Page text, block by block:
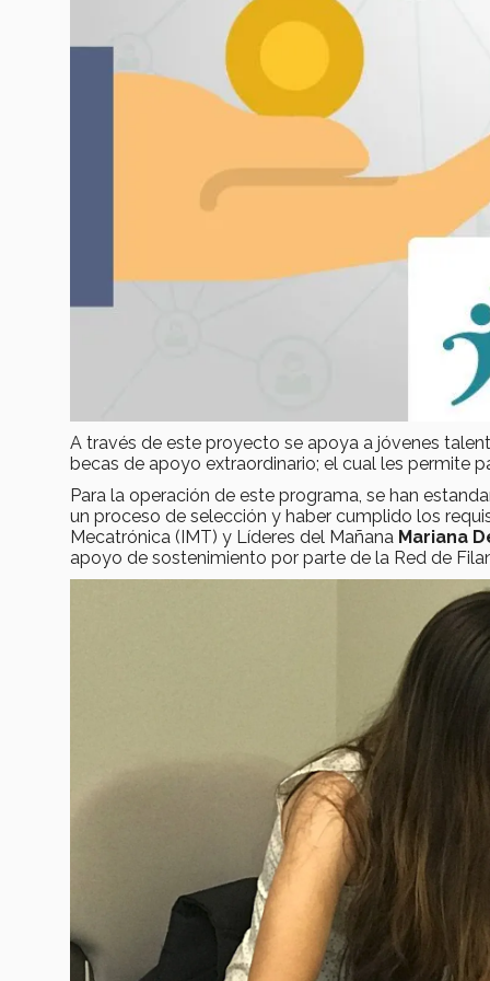
A través de este proyecto se apoya a jóvenes
becas de apoyo extraordinario; el cual les permite
Para la operación de este programa, se han
un proceso de selección y haber cumplido los
Mecatrónica (IMT) y Líderes del Mañana Mariana
apoyo de sostenimiento por parte de la Red de